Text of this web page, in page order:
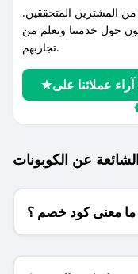
من المشترين المتحققين.
حول خدمتنا وتعلم من
تجاربهم.
عن الكوبونات
ما معنى كود خصم ؟